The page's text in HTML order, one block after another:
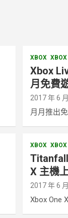
XBOX XBOX
Xbox
月免費
2017 年 6
月月推出
XBOX XBOX
X 主機
2017 年 6
Xbox One